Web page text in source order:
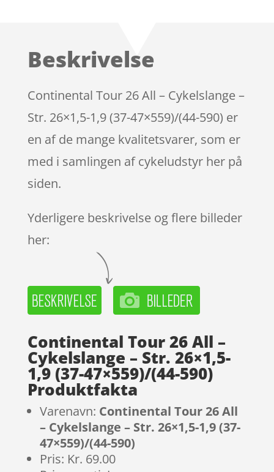
kundebedøm
Beskrivelse
Continental Tour 26 All – Cykelslange –
Str. 26×1,5-1,9 (37-47×559)/(44-590) er
en af de mange kvalitetsvarer, som er
med i samlingen af cykeludstyr her på
siden.
Yderligere beskrivelse og flere billeder
her:
Continental Tour 26 All –
Cykelslange – Str. 26×1,5-
1,9 (37-47×559)/(44-590)
Produktfakta
Varenavn: Continental Tour 26 All
– Cykelslange – Str. 26×1,5-1,9 (37-
47×559)/(44-590)
Pris: Kr. 69.00